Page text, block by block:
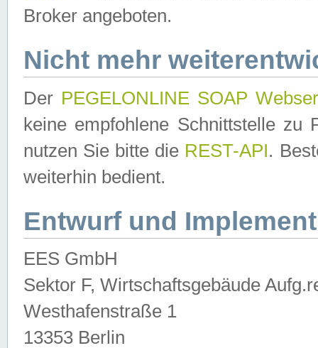
Broker angeboten.
Nicht mehr
Der PEGELONLINE SOAP
keine empfohlene Schnittstelle zu
nutzen Sie bitte die REST-API.
weiterhin bedient.
Entwurf und
EES GmbH
Sektor F, Wirtschaftsgebäude
Westhafenstraße 1
13353 Berlin